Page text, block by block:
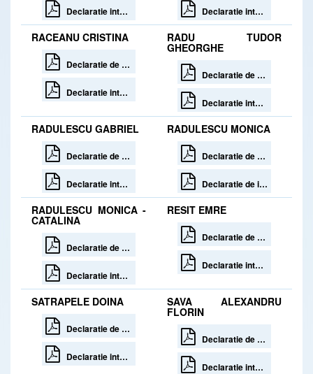
Declaratie interese 30 zile de la incetare Declaratie interese 30 de zile de la incetare
RACEANU CRISTINA
Declaratie de avere 30 zile de la incetare
Declaratie interese 30 zile de la incetare
RADU TUDOR
GHEORGHE
Declaratie de avere
Declaratie interese
RADULESCU GABRIEL
Declaratie de avere
Declaratie interese
RADULESCU MONICA
Declaratie de avere
Declaratie de interese
RADULESCU MONICA -
CATALINA
Declaratie de avere
Declaratie interese
RESIT EMRE
Declaratie de avere
Declaratie interese
SATRAPELE DOINA
Declaratie de avere 30 zile de la incetare
Declaratie interese 30 zile de la incetare
SAVA ALEXANDRU
FLORIN
Declaratie de avere 30 zile de la incetare
Declaratie interese 30 zile de la incetare